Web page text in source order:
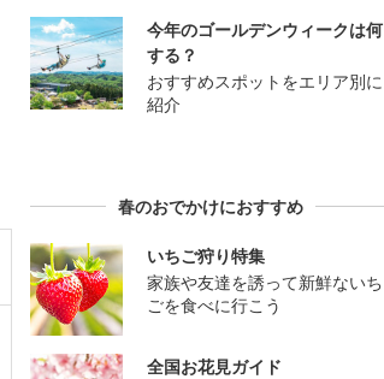
今年のゴールデンウィークは何
する？
おすすめスポットをエリア別に
紹介
春のおでかけにおすすめ
いちご狩り特集
家族や友達を誘って新鮮ないち
ごを食べに行こう
全国お花見ガイド